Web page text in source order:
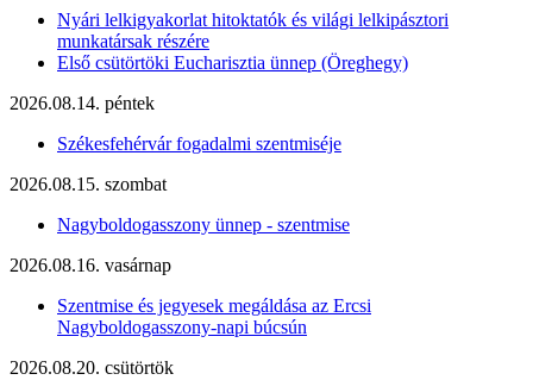
Nyári lelkigyakorlat hitoktatók és világi lelkipásztori
munkatársak részére
Első csütörtöki Eucharisztia ünnep (Öreghegy)
2026.08.14. péntek
Székesfehérvár fogadalmi szentmiséje
2026.08.15. szombat
Nagyboldogasszony ünnep - szentmise
2026.08.16. vasárnap
Szentmise és jegyesek megáldása az Ercsi
Nagyboldogasszony-napi búcsún
2026.08.20. csütörtök